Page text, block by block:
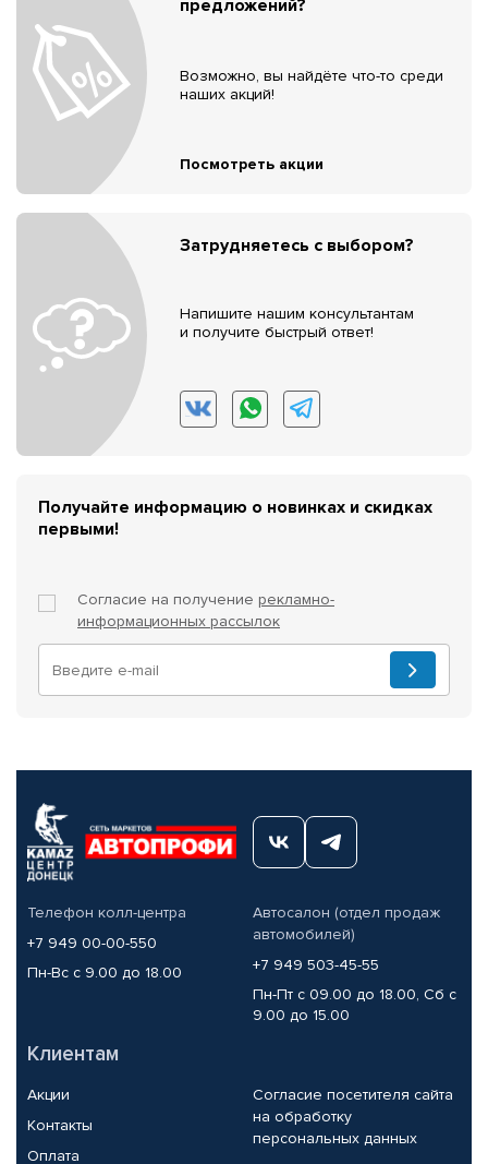
предложений?
Возможно, вы найдёте что-то среди
наших акций!
Посмотреть акции
Затрудняетесь с выбором?
Напишите нашим консультантам
и получите быстрый ответ!
Получайте информацию о новинках и скидках
первыми!
Согласие на получение рекламно-
информационных рассылок
Телефон колл-центра
+7 949 00-00-550
Пн-Вс с 9.00 до 18.00
Автосалон (отдел продаж
автомобилей)
+7 949 503-45-55
Пн-Пт с 09.00 до 18.00, Сб с
9.00 до 15.00
Клиентам
Акции
Контакты
Оплата
Согласие посетителя сайта
на обработку
персональных данных